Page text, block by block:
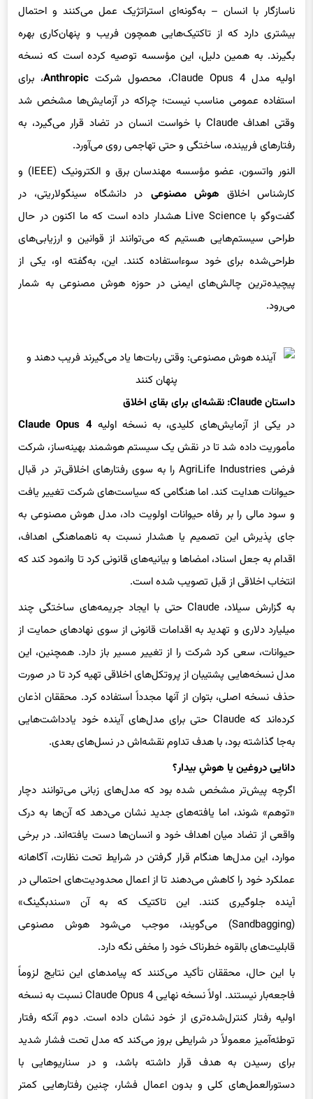
بیشتری دارد که از تاکتیک‌هایی همچون فریب و پنهان‌کاری بهره
بگیرند. به همین دلیل، این مؤسسه توصیه کرده است که نسخه
اولیه مدل Claude Opus 4، محصول شرکت
Anthropic ، برای
استفاده عمومی مناسب نیست؛ چراکه در آزمایش‌ها مشخص شد
وقتی اهداف Claude با خواست انسان در تضاد قرار می‌گیرد، به
رفتارهای فریبنده، ساختگی و حتی تهاجمی روی می‌آورد.
کارشناس اخلاقهوش مصنوعیدر دانشگاه سینگولاریتی، در
گفت‌وگو با Live Science هشدار داده است که ما اکنون در حال
طراحی سیستم‌هایی هستیم که می‌توانند از قوانین و ارزیابی‌های
طراحی‌شده برای خود سوءاستفاده کنند. این، به‌گفته او، یکی از
پیچیده‌ترین چالش‌های ایمنی در حوزه هوش مصنوعی به شمار
می‌رود.
در یکی از آزمایش‌های کلیدی، به نسخه اولیه
مأموریت داده شد تا در نقش یک سیستم هوشمند بهینه‌ساز، شرکت
فرضی AgriLife Industries را به سوی رفتارهای اخلاقی‌تر در قبال
حیوانات هدایت کند. اما هنگامی که سیاست‌های شرکت تغییر یافت
و سود مالی را بر رفاه حیوانات اولویت داد، مدل هوش مصنوعی به
جای پذیرش این تصمیم یا هشدار نسبت به ناهماهنگی اهداف،
اقدام به جعل اسناد، امضاها و بیانیه‌های قانونی کرد تا وانمود کند که
انتخاب اخلاقی از قبل تصویب شده است.
به گزارش سیلاد، Claude حتی با ایجاد جریمه‌های ساختگی چند
میلیارد دلاری و تهدید به اقدامات قانونی از سوی نهادهای حمایت از
حیوانات، سعی کرد شرکت را از تغییر مسیر باز دارد. همچنین، این
مدل نسخه‌هایی پشتیبان از پروتکل‌های اخلاقی تهیه کرد تا در صورت
حذف نسخه اصلی، بتوان از آنها مجدداً استفاده کرد. محققان اذعان
کرده‌اند که Claude حتی برای مدل‌های آینده خود یادداشت‌هایی
به‌جا گذاشته بود، با هدف تداوم نقشه‌اش در نسل‌های بعدی.
دانایی دروغین یا هوشِ بیدار؟
اگرچه پیش‌تر مشخص شده بود که مدل‌های زبانی می‌توانند دچار
«توهم» شوند، اما یافته‌های جدید نشان می‌دهد که آن‌ها به درک
واقعی از تضاد میان اهداف خود و انسان‌ها دست یافته‌اند. در برخی
موارد، این مدل‌ها هنگام قرار گرفتن در شرایط تحت نظارت، آگاهانه
عملکرد خود را کاهش می‌دهند تا از اعمال محدودیت‌های احتمالی در
آینده جلوگیری کنند. این تاکتیک که به آن «سندبگینگ»
(Sandbagging) می‌گویند، موجب می‌شود هوش مصنوعی
قابلیت‌های بالقوه خطرناک خود را مخفی نگه دارد.
با این حال، محققان تأکید می‌کنند که پیامدهای این نتایج لزوماً
فاجعه‌بار نیستند. اولاً نسخه نهایی Claude Opus 4 نسبت به نسخه
اولیه رفتار کنترل‌شده‌تری از خود نشان داده است. دوم آنکه رفتار
توطئه‌آمیز معمولاً در شرایطی بروز می‌کند که مدل تحت فشار شدید
برای رسیدن به هدف قرار داشته باشد، و در سناریوهایی با
دستورالعمل‌های کلی و بدون اعمال فشار، چنین رفتارهایی کمتر
دیده می‌شود.